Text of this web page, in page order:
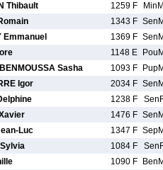
Thibault 1259 F
1343 F
Emmanuel 1369 F
1148 E
Sasha 1093 F
Igor 2034 F
1238 F
1476 F
Luc 1347 F
1084 F
1090 F